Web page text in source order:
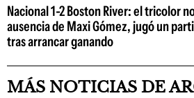
Nacional 1-2 Boston River: el tricolor
ausencia de Maxi Gómez, jugó un
tras arrancar ganando
MÁS NOTICIAS DE